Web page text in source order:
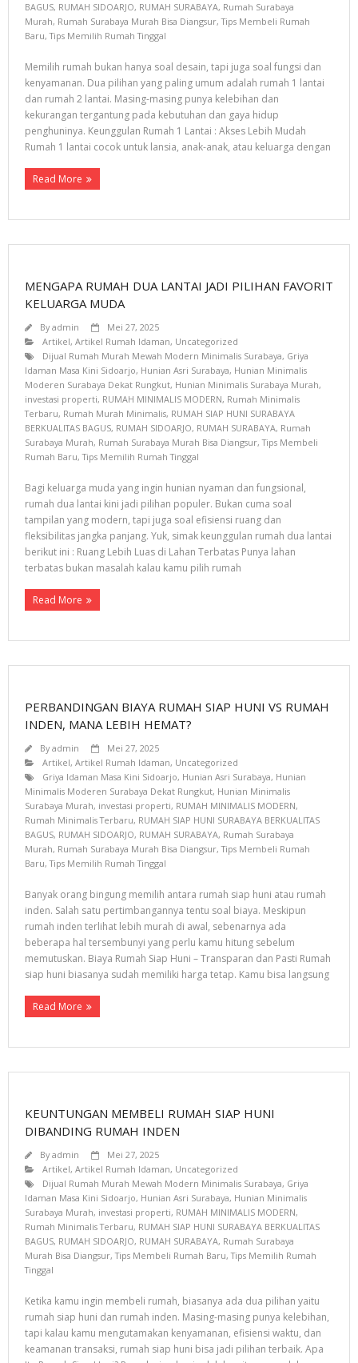
BAGUS, RUMAH SIDOARJO, RUMAH SURABAYA, Rumah Surabaya
Murah, Rumah Surabaya Murah Bisa Diangsur,Tips Membeli Rumah
Baru,Tips Memilih Rumah Tinggal
Memilih rumah bukan hanya soal desain, tapi juga soal fungsi dan
kenyamanan. Dua pilihan yang paling umum adalah rumah 1 lantai
dan rumah 2 lantai. Masing-masing punya kelebihan dan
kekurangan tergantung pada kebutuhan dan gaya hidup
penghuninya. Keunggulan Rumah 1 Lantai : Akses Lebih Mudah
Rumah 1 lantai cocok untuk lansia, anak-anak, atau keluarga dengan
Read More
MENGAPA RUMAH DUA LANTAI JADI PILIHAN FAVORIT
KELUARGA MUDA
Byadmin
Mei 27, 2025
Artikel, Artikel Rumah Idaman, Uncategorized
Dijual Rumah Murah Mewah Modern Minimalis Surabaya, Griya
Idaman Masa Kini Sidoarjo, Hunian Asri Surabaya, Hunian Minimalis
Moderen Surabaya Dekat Rungkut, Hunian Minimalis Surabaya Murah,
investasi properti, RUMAH MINIMALIS MODERN, Rumah Minimalis
Terbaru, Rumah Murah Minimalis, RUMAH SIAP HUNI SURABAYA
BERKUALITAS BAGUS, RUMAH SIDOARJO, RUMAH SURABAYA, Rumah
Surabaya Murah, Rumah Surabaya Murah Bisa Diangsur,Tips Membeli
Rumah Baru,Tips Memilih Rumah Tinggal
Bagi keluarga muda yang ingin hunian nyaman dan fungsional,
rumah dua lantai kini jadi pilihan populer. Bukan cuma soal
tampilan yang modern, tapi juga soal efisiensi ruang dan
fleksibilitas jangka panjang. Yuk, simak keunggulan rumah dua lantai
berikut ini : Ruang Lebih Luas di Lahan Terbatas Punya lahan
terbatas bukan masalah kalau kamu pilih rumah
Read More
PERBANDINGAN BIAYA RUMAH SIAP HUNI VS RUMAH
INDEN, MANA LEBIH HEMAT?
Byadmin
Mei 27, 2025
Artikel, Artikel Rumah Idaman, Uncategorized
Griya Idaman Masa Kini Sidoarjo, Hunian Asri Surabaya, Hunian
Minimalis Moderen Surabaya Dekat Rungkut, Hunian Minimalis
Surabaya Murah, investasi properti, RUMAH MINIMALIS MODERN,
Rumah Minimalis Terbaru, RUMAH SIAP HUNI SURABAYA BERKUALITAS
BAGUS, RUMAH SIDOARJO, RUMAH SURABAYA, Rumah Surabaya
Murah, Rumah Surabaya Murah Bisa Diangsur,Tips Membeli Rumah
Baru,Tips Memilih Rumah Tinggal
Banyak orang bingung memilih antara rumah siap huni atau rumah
inden. Salah satu pertimbangannya tentu soal biaya. Meskipun
rumah inden terlihat lebih murah di awal, sebenarnya ada
beberapa hal tersembunyi yang perlu kamu hitung sebelum
memutuskan. Biaya Rumah Siap Huni – Transparan dan Pasti Rumah
siap huni biasanya sudah memiliki harga tetap. Kamu bisa langsung
Read More
KEUNTUNGAN MEMBELI RUMAH SIAP HUNI
DIBANDING RUMAH INDEN
Byadmin
Mei 27, 2025
Artikel, Artikel Rumah Idaman, Uncategorized
Dijual Rumah Murah Mewah Modern Minimalis Surabaya, Griya
Idaman Masa Kini Sidoarjo, Hunian Asri Surabaya, Hunian Minimalis
Surabaya Murah, investasi properti, RUMAH MINIMALIS MODERN,
Rumah Minimalis Terbaru, RUMAH SIAP HUNI SURABAYA BERKUALITAS
BAGUS, RUMAH SIDOARJO, RUMAH SURABAYA, Rumah Surabaya
Murah Bisa Diangsur,Tips Membeli Rumah Baru,Tips Memilih Rumah
Tinggal
Ketika kamu ingin membeli rumah, biasanya ada dua pilihan yaitu
rumah siap huni dan rumah inden. Masing-masing punya kelebihan,
tapi kalau kamu mengutamakan kenyamanan, efisiensi waktu, dan
keamanan transaksi, rumah siap huni bisa jadi pilihan terbaik. Apa